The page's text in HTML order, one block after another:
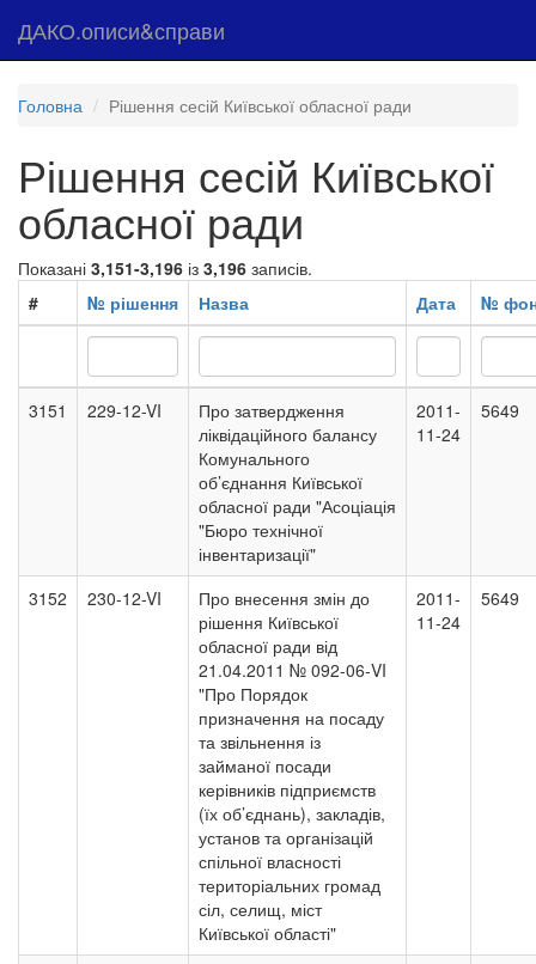
ДАКО.описи&справи
Головна Рішення сесій Київської обласної ради
Рішення сесій Київської
обласної ради
Показані 3,151-3,196 із 3,196 записів.
#
№ рішення Назва Дата №
3151 229-12-VI
Про затвердження
ліквідаційного балансу
Комунального
об’єднання Київської
обласної ради "Асоціація
"Бюро технічної
інвентаризації"
2011-
11-24
5649
3152 230-12-VI
Про внесення змін до
рішення Київської
обласної ради від
21.04.2011 № 092-06-VI
"Про Порядок
призначення на посаду
та звільнення із
займаної посади
керівників підприємств
(їх об’єднань), закладів,
установ та організацій
спільної власності
територіальних громад
сіл, селищ, міст
Київської області"
2011-
11-24
5649